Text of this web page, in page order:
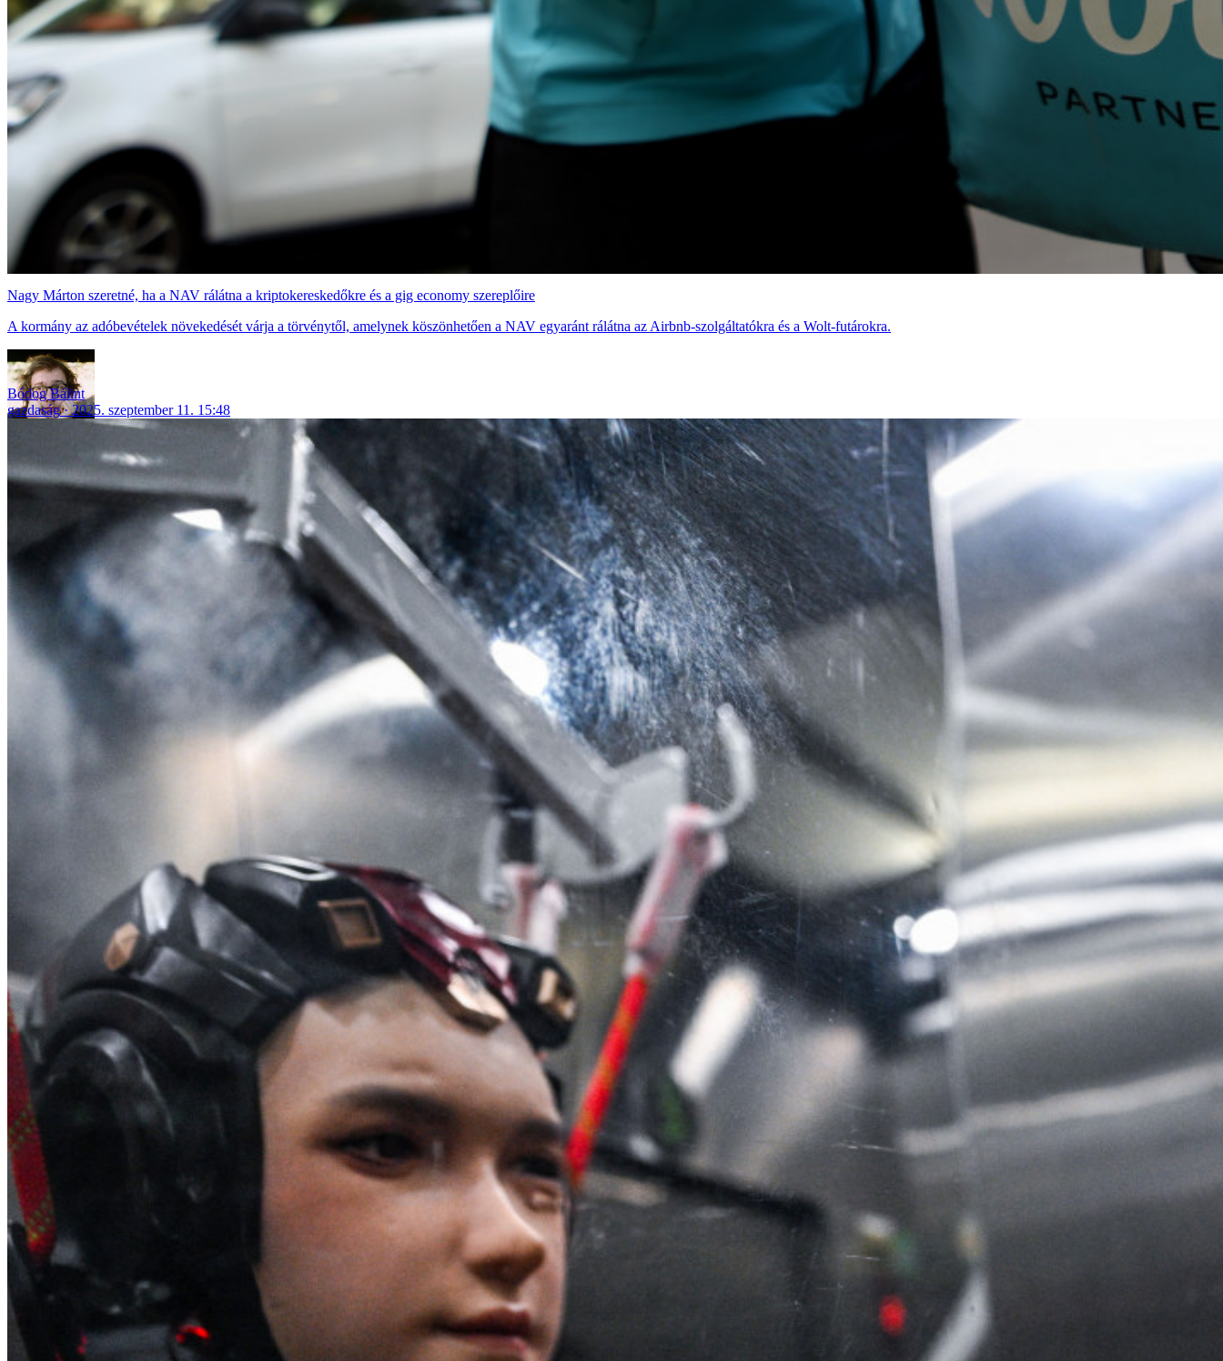
Nagy Márton szeretné, ha a NAV rálátna a kriptokereskedőkre és a gig economy szereplőire
A kormány az adóbevételek növekedését várja a törvénytől, amelynek köszönhetően a NAV egyaránt rálátna az Airbnb-szolgáltatókra és a Wolt-futárokra.
Bódog Bálint
gazdaság
2025. szeptember 11. 15:48